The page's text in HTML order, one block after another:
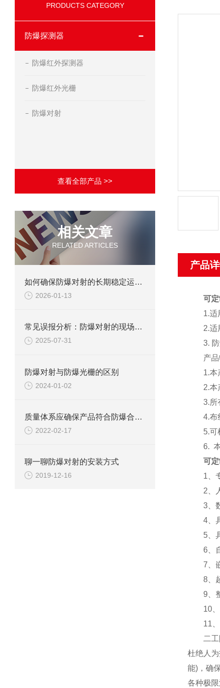
PRODUCTS CATEGORY
防爆探测器
防爆红外探测器
防爆红外光栅
防爆对射
查看全部产品 >>
相关文章
RELATED ARTICLES
如何确保防爆对射的长期稳定运行？
2026-01-13
常见误报分析：防爆对射的现场调试避坑指南
2025-07-31
防爆对射与防爆光栅的区别
2024-01-02
质量体系应确保产品符合防爆合格证和技术文件规定的防爆型式。
2022-02-17
聊一聊防爆对射的安装方式
2019-12-16
产品
可
1.适用
2.适用
3. 防爆
产品
1.本产
2.本产
3.所有
4.布线
5.可根
6. 本产
可
1、专
2、人
3、数
4、具
5、具
6、自
7、嵌
8、超
9、整
10、对
11、有
二工防
杜绝人
能)，确
各种极